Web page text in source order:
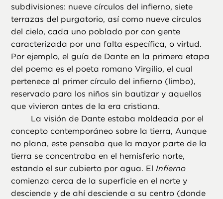
subdivisiones: nueve círculos del infierno, siete
terrazas del purgatorio, así como nueve círculos
del cielo, cada uno poblado por con gente
caracterizada por una falta específica, o virtud.
Por ejemplo, el guía de Dante en la primera etapa
del poema es el poeta romano Virgilio, el cual
pertenece al primer círculo del infierno (limbo),
reservado para los niños sin bautizar y aquellos
que vivieron antes de la era cristiana.
La visión de Dante estaba moldeada por el
concepto contemporáneo sobre la tierra, Aunque
no plana, este pensaba que la mayor parte de la
tierra se concentraba en el hemisferio norte,
estando el sur cubierto por agua. ElInfierno
comienza cerca de la superficie en el norte y
desciende y de ahí desciende a su centro (donde